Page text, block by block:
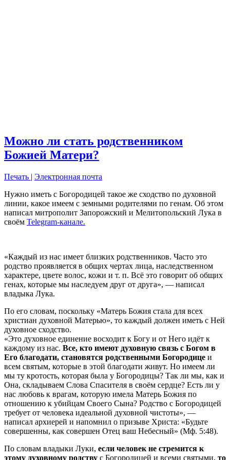
Можно ли стать родственником
Божией Матери?
Печать | Электронная почта
Нужно иметь с Богородицей такое же сходство по духовной
линии, какое имеем с земными родителями по генам. Об этом
написал митрополит Запорожский и Мелитопольский Лука в
своём Telegram-канале.
«Каждый из нас имеет близких родственников. Часто это
родство проявляется в общих чертах лица, наследственном
характере, цвете волос, кожи и т. п. Всё это говорит об общих
генах, которые мы наследуем друг от друга», — написал
владыка Лука.
По его словам, поскольку «Матерь Божия стала для всех
христиан духовной Матерью», то каждый должен иметь с Ней
духовное сходство.
«Это духовное единение восходит к Богу и от Него идёт к
каждому из нас. Все, кто имеют духовную связь с Богом в
Его благодати, становятся родственными Богородице и
всем святым, которые в этой благодати живут. Но имеем ли
мы ту кротость, которая была у Богородицы? Так ли мы, как и
Она, складываем Слова Спасителя в своём сердце? Есть ли у
нас любовь к врагам, которую имела Матерь Божия по
отношению к убийцам Своего Сына? Родство с Богородицей
требует от человека идеальной духовной чистоты», —
написал архиерей и напомнил о призыве Христа: «Будьте
совершенны, как совершен Отец ваш Небесный» (Мф. 5:48).
По словам владыки Луки, если человек не стремится к
этому духовному родству с Богородицей и всеми святыми, то